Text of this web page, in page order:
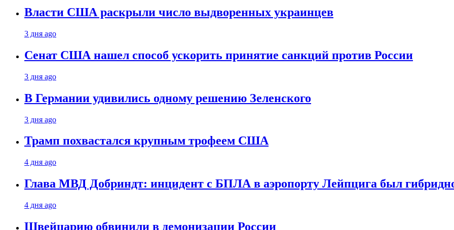
Власти США раскрыли число выдворенных украинцев
3 дня ago
Сенат США нашел способ ускорить принятие санкций против России
3 дня ago
В Германии удивились одному решению Зеленского
3 дня ago
Трамп похвастался крупным трофеем США
4 дня ago
Глава МВД Добриндт: инцидент с БПЛА в аэропорту Лейпцига был
4 дня ago
Швейцарию обвинили в демонизации России